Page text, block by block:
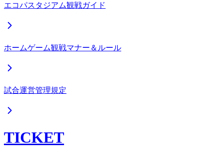
エコパスタジアム観戦ガイド
ホームゲーム観戦マナー＆ルール
試合運営管理規定
TICKET